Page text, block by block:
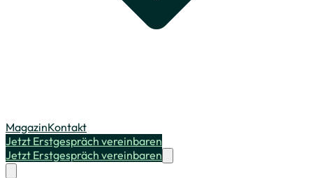
MagazinKontakt
Jetzt Erstgespräch vereinbaren
Jetzt Erstgespräch vereinbaren